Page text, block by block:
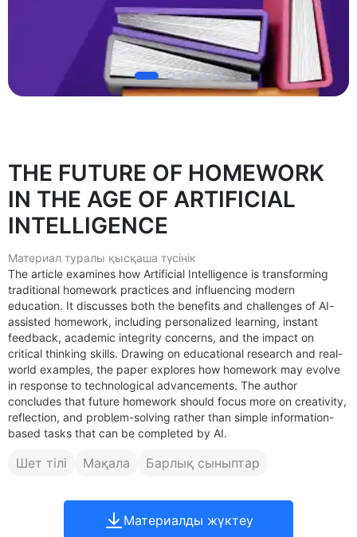
THE FUTURE OF HOMEWORK
IN THE AGE OF ARTIFICIAL
INTELLIGENCE
Материал туралы қысқаша түсінік
The article examines how Artificial Intelligence is transforming
traditional homework practices and influencing modern
education. It discusses both the benefits and challenges of AI-
assisted homework, including personalized learning, instant
feedback, academic integrity concerns, and the impact on
critical thinking skills. Drawing on educational research and real-
world examples, the paper explores how homework may evolve
in response to technological advancements. The author
concludes that future homework should focus more on creativity,
reflection, and problem-solving rather than simple information-
based tasks that can be completed by AI.
Шет тілі Мақала Барлық сыныптар
Материалды жүктеу